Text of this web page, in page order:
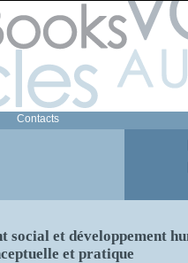
Contacts
social et développement
et pratique